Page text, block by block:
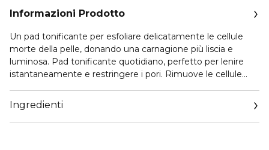
Informazioni Prodotto
Un pad tonificante per esfoliare delicatamente le cellule
morte della pelle, donando una carnagione più liscia e
luminosa. Pad tonificante quotidiano, perfetto per lenire
istantaneamente e restringere i pori. Rimuove le cellule
cutanea. Contiene il 77% di estratto di Houttuynia Cordata,
rinomato per i suoi effetti lenitivi. Prepara perfettamente la
pelle prima del trucco, donandole un aspetto radioso e
Ingredienti